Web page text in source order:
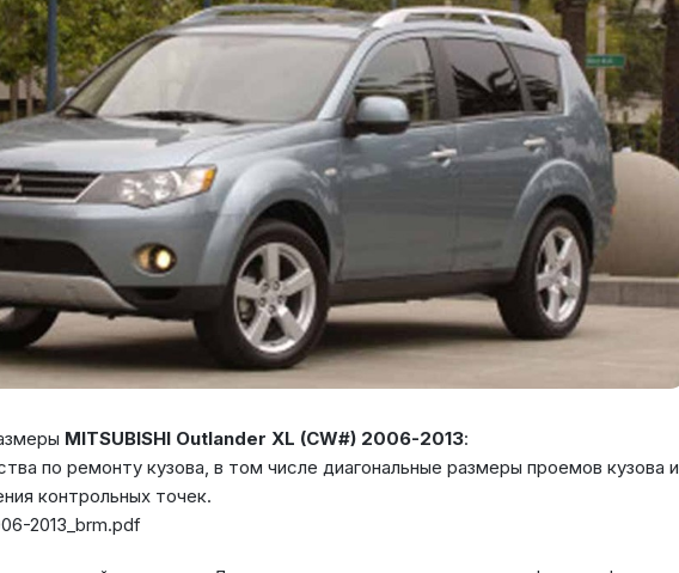
MITSUBISHI Outlander XL (CW#) 2006-2013​:
по ремонту кузова, в том числе диагональные размеры проемов кузова и
контрольных точек.
2013_brm.pdf